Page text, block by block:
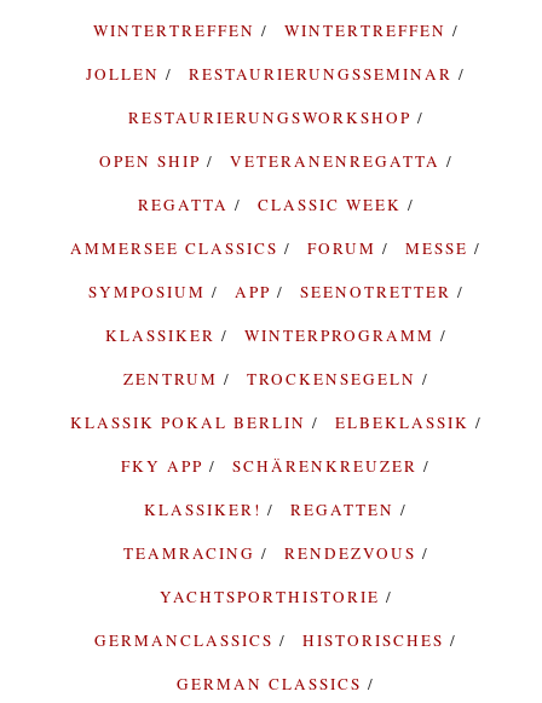
WINTERTREFFEN
WINTERTREFFEN
JOLLEN
RESTAURIERUNGSSEMINAR
RESTAURIERUNGSWORKSHOP
OPEN SHIP
VETERANENREGATTA
REGATTA
CLASSIC WEEK
AMMERSEE CLASSICS
FORUM
MESSE
SYMPOSIUM
APP
SEENOTRETTER
KLASSIKER
WINTERPROGRAMM
ZENTRUM
TROCKENSEGELN
KLASSIK POKAL BERLIN
ELBEKLASSIK
FKY APP
SCHÄRENKREUZER
KLASSIKER!
REGATTEN
TEAMRACING
RENDEZVOUS
YACHTSPORTHISTORIE
GERMANCLASSICS
HISTORISCHES
GERMAN CLASSICS